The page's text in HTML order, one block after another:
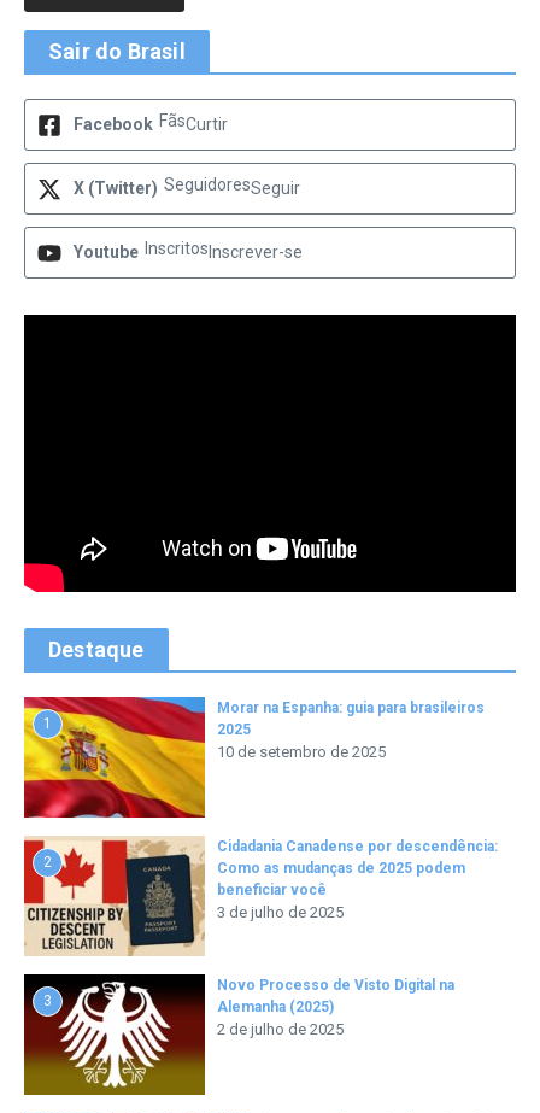
Sair do Brasil
Facebook FãsCurtir
X (Twitter) SeguidoresSeguir
Youtube Inscritos Inscrever-se
Destaque
1
Morar na Espanha: guia para brasileiros
2025
10 de setembro de 2025
2
Cidadania Canadense por descendência:
Como as mudanças de 2025 podem
beneficiar você
3 de julho de 2025
3
Novo Processo de Visto Digital na
Alemanha (2025)
2 de julho de 2025